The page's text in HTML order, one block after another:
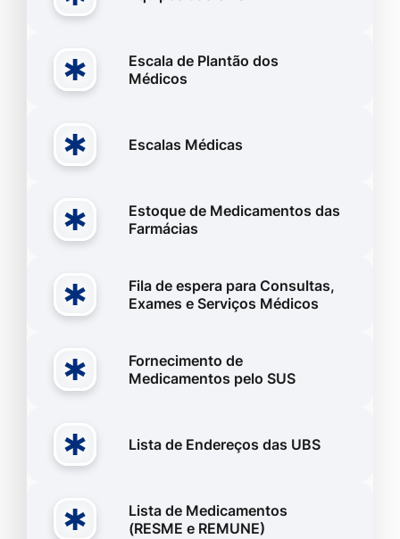
m
Escala de Plantão dos
Médicos
Escalas Médicas
Estoque de Medicamentos das
Farmácias
Fila de espera para Consultas,
Exames e Serviços Médicos
Fornecimento de
Medicamentos pelo SUS
Lista de Endereços das UBS
Lista de Medicamentos
(RESME e REMUNE)